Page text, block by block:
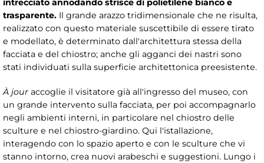
intrecciato annodando strisce di polietilene bianco e
trasparente. Il grande arazzo tridimensionale che ne risulta,
realizzato con questo materiale suscettibile di essere tirato
e modellato, è determinato dall'architettura stessa della
facciata e del chiostro; anche gli agganci dei nastri sono
stati individuati sulla superficie architettonica preesistente.
À jour accoglie il visitatore già all'ingresso del museo, con
un grande intervento sulla facciata, per poi accompagnarlo
negli ambienti interni, in particolare nel chiostro delle
sculture e nel chiostro-giardino. Qui l'istallazione,
interagendo con lo spazio aperto e con le sculture che vi
stanno intorno, crea nuovi arabeschi e suggestioni. Lungo i